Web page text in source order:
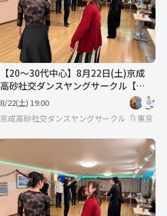
【20〜30代中心】8月22日(土)京成
高砂社交ダンスヤングサークル【初
心者🔰歓迎】
8/22(土) 19:00
京成高砂社交ダンスヤングサークル『HSDC』🔰
東京